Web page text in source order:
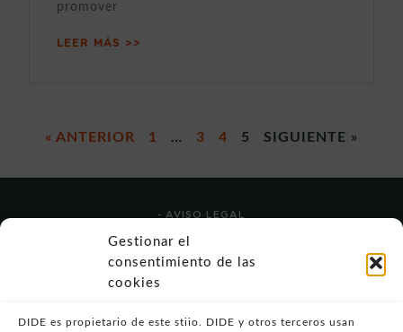
Gestionar el
consentimiento de las
cookies
DIDE es propietario de este stiio. DIDE y otros terceros usan
promover
LEER MÁS >>
« ANTERIOR 1 … 3 4 5 SIGUIENTE »
- AVISO LEGAL
- POLÍTICA DE USO
- POLÍTICA DE PRIVACIDAD
- POLÍTICA DE COOKIES (UE)
VULNERABILIDADES